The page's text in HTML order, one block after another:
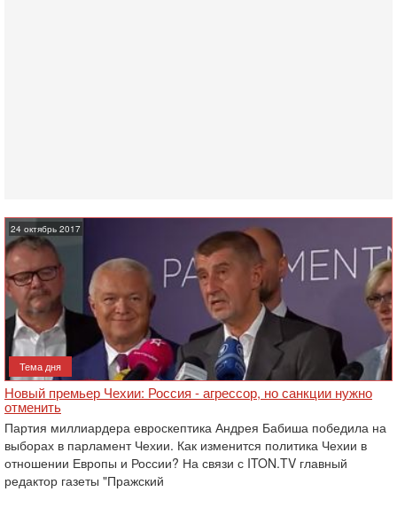
24 октябрь 2017
Тема дня
Новый премьер Чехии: Россия - агрессор, но санкции нужно
отменить
Партия миллиардера евроскептика Андрея Бабиша победила на
выборах в парламент Чехии. Как изменится политика Чехии в
отношении Европы и России? На связи с ITON.TV главный
редактор газеты "Пражский